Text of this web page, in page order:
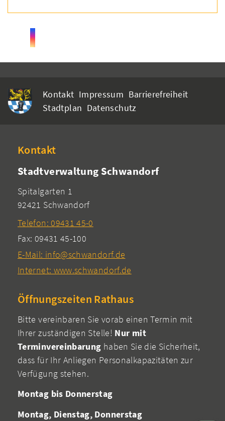
Kontakt Impressum Barrierefreiheit
Stadtplan Datenschutz
Kontakt
Stadtverwaltung Schwandorf
Spitalgarten 1
92421 Schwandorf
Telefon: 09431 45-0
Fax: 09431 45-100
E-Mail: info@schwandorf.de
Internet: www.schwandorf.de
Öffnungszeiten Rathaus
Bitte vereinbaren Sie vorab einen Termin mit
Ihrer zuständigen Stelle! Nur mit
Terminvereinbarung haben Sie die Sicherheit,
dass für Ihr Anliegen Personalkapazitäten zur
Verfügung stehen.
Montag bis Donnerstag
Montag, Dienstag, Donnerstag